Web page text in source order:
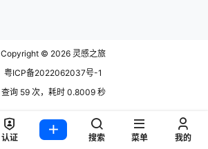
Copyright © 2026 灵感之旅
粤ICP备2022062037号-1
查询 59 次，耗时 0.8009 秒
认证 搜索 菜单 我的